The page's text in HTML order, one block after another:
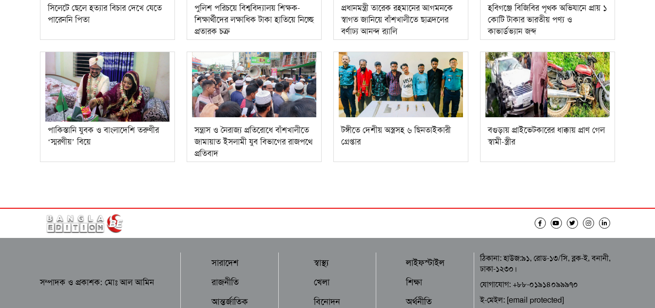
সিলেটে ছেলে হত্যার বিচার দেখে যেতে
পারেননি পিতা
পুলিশ পরিচয়ে বিশ্ববিদ্যালয় শিক্ষক-
শিক্ষার্থীদের লক্ষাধিক টাকা হাতিয়ে নিচ্ছে
প্রতারক চক্র
প্রধানমন্ত্রী তারেক রহমানের আগমনকে
স্বাগত জানিয়ে বাঁশখালীতে ছাত্রদলের
বর্ণাঢ্য আনন্দ র‍্যালি
হবিগঞ্জে বিজিবির পৃথক অভিযানে প্রায় ১
কোটি টাকার ভারতীয় পণ্য ও
কাভার্ডভ্যান জব্দ
পাকিস্তানি যুবক ও বাংলাদেশি তরুণীর
‘স্মরণীয়’ বিয়ে
সন্ত্রাস ও নৈরাজ্য প্রতিরোধে বাঁশখালীতে
জামায়াত ইসলামী যুব বিভাগের রাজপথে
প্রতিবাদ
টঙ্গীতে দেশীয় অস্ত্রসহ ৬ ছিনতাইকারী
গ্রেপ্তার
বগুড়ায় প্রাইভেটকারের ধাক্কায় প্রাণ গেল
স্বামী-স্ত্রীর
সম্পাদক ও প্রকাশক: মোঃ আল আমিন
সারাদেশ
রাজনীতি
আন্তর্জাতিক
স্বাস্থ্য
খেলা
বিনোদন
লাইফস্টাইল
শিক্ষা
অর্থনীতি
ঠিকানা: হাউজ:৯১, রোড-১৩/সি, ব্লক-ই, বনানী,
ঢাকা-১২৩০।
যোগাযোগ: +৮৮-০১৯১৪০৯৯৯৭০
ই-মেইল: [email protected]